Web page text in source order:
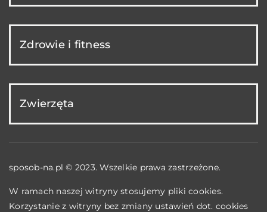
Zdrowie i fitness
Zwierzęta
sposob-na.pl © 2023. Wszelkie prawa zastrzeżone.
W ramach naszej witryny stosujemy pliki cookies.
Korzystanie z witryny bez zmiany ustawień dot. cookies